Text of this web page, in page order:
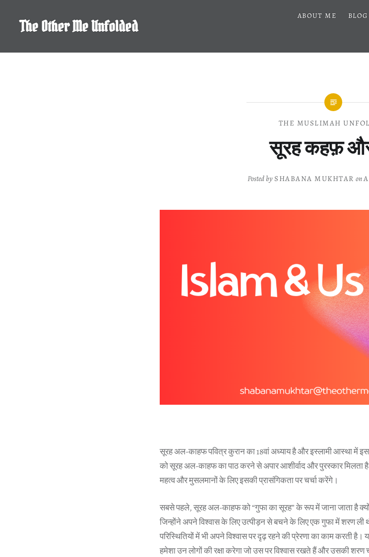
contentThe Other Me Unfolded
ABOUT ME BLOG
THE MUSLIMAH
सूरह कहफ़
Posted by SHABANA MUKHTAR on
सूरह अल-काहफ पवित्र कुरान का 18वां अध्याय है और इस्लामी आस्था में
को सूरह अल-काहफ का पाठ करने से अपार आशीर्वाद और पुरस्कार
महत्व और मुसलमानों के लिए इसकी प्रासंगिकता पर चर्चा करेंगे।
सबसे पहले, सूरह अल-काहफ को “गुफा का सूरह” के रूप में जाना जाता है
जिन्होंने अपने विश्वास के लिए उत्पीड़न से बचने के लिए एक गुफा में शरण ली
परिस्थितियों में भी अपने विश्वास पर दृढ़ रहने की प्रेरणा का काम करती
हमेशा उन लोगों की रक्षा करेगा जो उस पर विश्वास रखते हैं और उसकी शरण